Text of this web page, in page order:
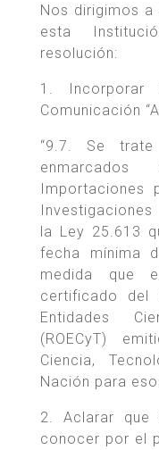
Nos dirigimos a
esta
resolución:
1.
Comunicación
“9.7. Se
Importaciones
la Ley 25.613
fecha mínima
medida que
certificado del
Entidades
(ROECyT)
Ciencia,
Nación para
2. Aclarar que
conocer por el